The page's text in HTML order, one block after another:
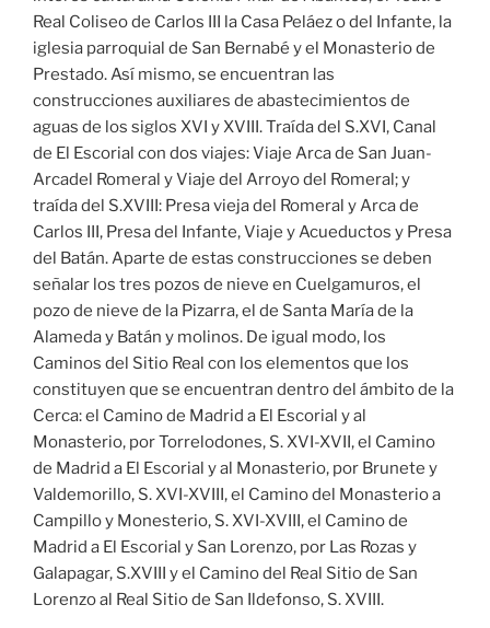
Real Coliseo de Carlos III la Casa Peláez o del Infante, la
iglesia parroquial de San Bernabé y el Monasterio de
Prestado. Así mismo, se encuentran las
construcciones auxiliares de abastecimientos de
aguas de los siglos XVI y XVIII. Traída del S.XVI, Canal
de El Escorial con dos viajes: Viaje Arca de San Juan-
Arcadel Romeral y Viaje del Arroyo del Romeral; y
traída del S.XVIII: Presa vieja del Romeral y Arca de
Carlos III, Presa del Infante, Viaje y Acueductos y Presa
del Batán. Aparte de estas construcciones se deben
señalar los tres pozos de nieve en Cuelgamuros, el
pozo de nieve de la Pizarra, el de Santa María de la
Alameda y Batán y molinos. De igual modo, los
Caminos del Sitio Real con los elementos que los
constituyen que se encuentran dentro del ámbito de la
Cerca: el Camino de Madrid a El Escorial y al
Monasterio, por Torrelodones, S. XVI-XVII, el Camino
de Madrid a El Escorial y al Monasterio, por Brunete y
Valdemorillo, S. XVI-XVIII, el Camino del Monasterio a
Campillo y Monesterio, S. XVI-XVIII, el Camino de
Madrid a El Escorial y San Lorenzo, por Las Rozas y
Galapagar, S.XVIII y el Camino del Real Sitio de San
Lorenzo al Real Sitio de San Ildefonso, S. XVIII.